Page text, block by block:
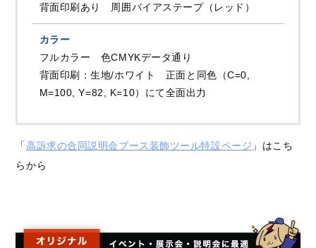
背面印刷あり 周囲バイアステープ（レッド）
カラー
フルカラー 色CMYKデータ通り
背面印刷：生地/ホワイト 正面と同色（C=0,
M=100, Y=82, K=10）にて全面出力
「高訴求の合同説明会ブース装飾ツール特設ページ 」はこち
らから